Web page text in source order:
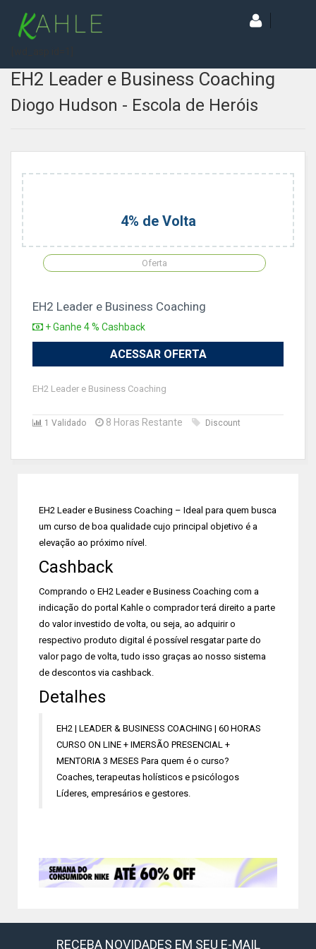
EH2 Leader e Business Coaching
Diogo Hudson - Escola de Heróis
4% de Volta
Oferta
EH2 Leader e Business Coaching
+ Ganhe 4 % Cashback
ACESSAR OFERTA
EH2 Leader e Business Coaching
1 Validado 8 Horas Restante Discount
EH2 Leader e Business Coaching – Ideal para quem busca
um curso de boa qualidade cujo principal objetivo é a
elevação ao próximo nível.
Cashback
Comprando o EH2 Leader e Business Coaching com a
indicação do portal Kahle o comprador terá direito a parte
do valor investido de volta, ou seja, ao adquirir o
respectivo produto digital é possível resgatar parte do
valor pago de volta, tudo isso graças ao nosso sistema
de descontos via cashback.
Detalhes
EH2 | LEADER & BUSINESS COACHING | 60 HORAS
CURSO ON LINE + IMERSÃO PRESENCIAL +
MENTORIA 3 MESES Para quem é o curso?
Coaches, terapeutas holísticos e psicólogos
Líderes, empresários e gestores.
RECEBA NOVIDADES EM SEU E-MAIL